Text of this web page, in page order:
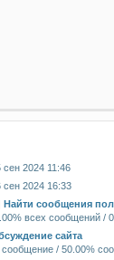
сен 2024 11:46
сен 2024 16:33
Найти сообщения
всех сообщений /
сайта
сообщение / 50.00%